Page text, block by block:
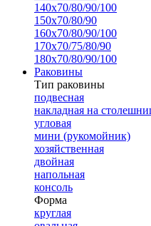
140х70/80/90/100
150х70/80/90
160х70/80/90/100
170х70/75/80/90
180х70/80/90/100
Раковины
Тип раковины
подвесная
накладная на
угловая
мини (рукомойник)
хозяйственная
двойная
напольная
консоль
Форма
круглая